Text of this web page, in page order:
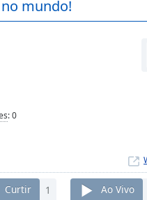
mundo!
:0
Curtir 1 Ao Vivo